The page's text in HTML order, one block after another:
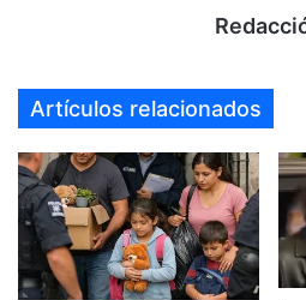
Artículos relacionados